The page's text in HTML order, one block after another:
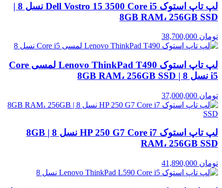
لپ تاپ استوک Dell Vostro 15 3500 Core i5 نسل 8 |
8GB RAM، 256GB SSD
تومان
لپ تاپ استوک Lenovo ThinkPad T490 لمسی Core
i5 نسل 8 | 8GB RAM، 256GB SSD
تومان
لپ تاپ استوک HP 250 G7 Core i7 نسل 8 | 8GB
RAM، 256GB SSD
تومان